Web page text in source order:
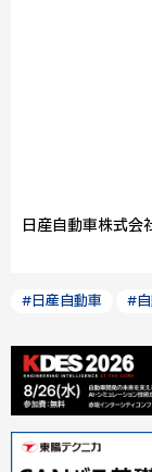
日産自動車株式
#日産自動車 #